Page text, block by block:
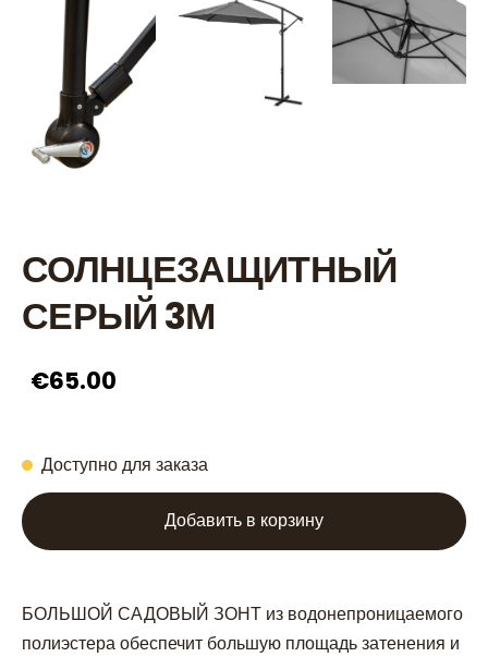
СОЛНЦЕЗАЩИТНЫЙ
СЕРЫЙ 3М
€65.00
Доступно для заказа
Добавить в корзину
БОЛЬШОЙ САДОВЫЙ ЗОНТ из водонепроницаемого
полиэстера обеспечит большую площадь затенения и